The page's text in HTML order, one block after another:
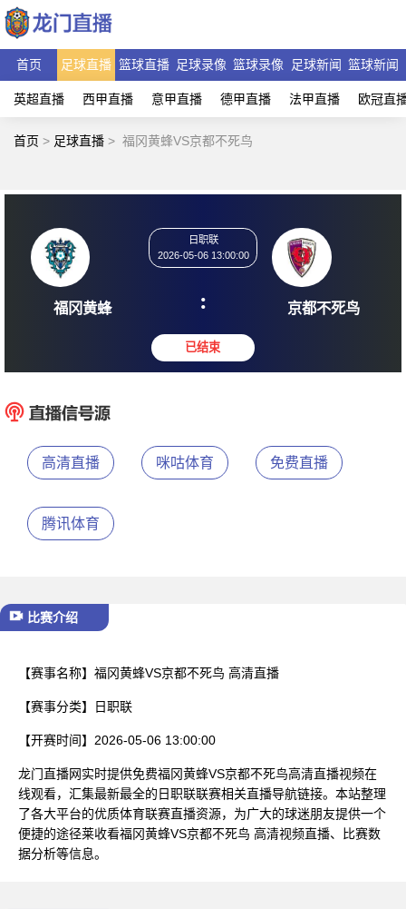
首页 足球直播 篮球直播 足球录像 篮球录像 足球新闻 篮球新闻
英超直播 西甲直播 意甲直播 德甲直播 法甲直播 欧冠直
首页 > 足球直播 > 福冈黄蜂VS京都不死鸟
福冈黄蜂
2026-05-06 13:00:00
: 京都
高清直播 咪咕体育 免费直播
腾讯体育
比赛介绍
【赛事名称】 福冈黄蜂VS京都不死鸟 高清直播
【赛事分类】 日职联
【开赛时间】 2026-05-06 13:00:00
龙门直播网实时提供免费福冈黄蜂VS京都不死鸟高清直播视频在
线观看，汇集最新最全的日职联联赛相关直播导航链接。本站整理
了各大平台的优质体育联赛直播资源，为广大的球迷朋友提供一个
便捷的途径莱收看福冈黄蜂VS京都不死鸟 高清视频直播、比赛数
据分析等信息。